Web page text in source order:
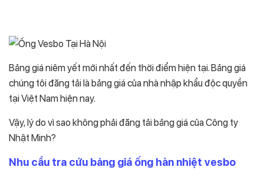
Bảng giá niêm yết mới nhất đến thời điểm hiện tại. Bảng giá
chúng tôi đăng tải là bảng giá của nhà nhập khẩu độc quyền
tại Việt Nam hiện nay.
Vậy, lý do vì sao không phải đăng tải bảng giá của Công ty
Nhật Minh?
Nhu cầu tra cứu bảng giá ống hàn nhiệt vesbo